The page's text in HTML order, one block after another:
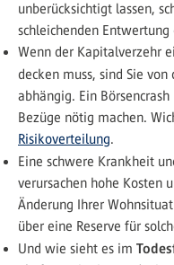
unberücksichtigt lassen,
schleichenden Entwertung
Wenn der Kapitalverzehr
decken muss, sind Sie von
abhängig. Ein
Bezüge nötig machen.
Risikoverteilung.
Eine schwere Krankheit
verursachen hohe Kosten
Änderung Ihrer
über eine Reserve für
Und wie sieht es im